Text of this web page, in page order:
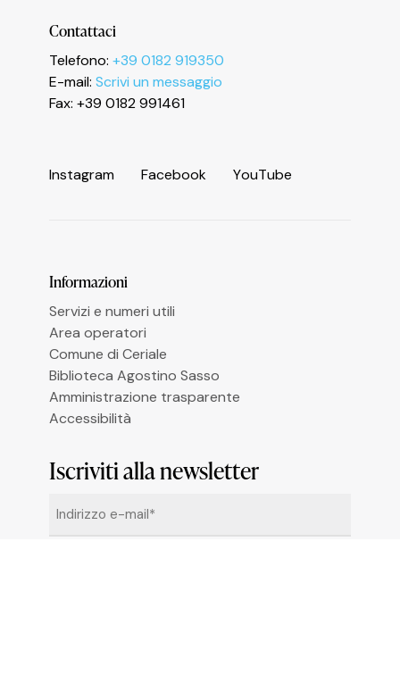
Contattaci
Telefono: +39 0182 919350
E-mail: Scrivi un messaggio
Fax: +39 0182 991461
Instagram Facebook YouTube
Informazioni
Servizi e numeri utili
Area operatori
Comune di Ceriale
Biblioteca Agostino Sasso
Amministrazione trasparente
Accessibilità
Iscriviti alla newsletter